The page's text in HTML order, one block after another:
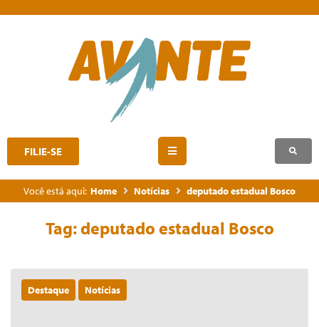
FILIE-SE
Você está aqui: Home Notícias deputado estadual Bosco
Tag:deputado estadual Bosco
Destaque Notícias